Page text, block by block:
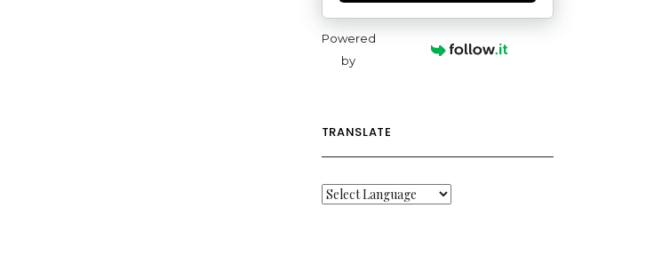
Powered
by
TRANSLATE